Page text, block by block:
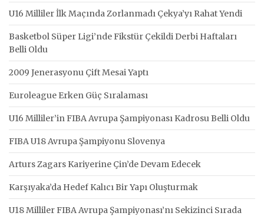
U16 Milliler İlk Maçında Zorlanmadı Çekya’yı Rahat Yendi
Basketbol Süper Ligi’nde Fikstür Çekildi Derbi Haftaları
Belli Oldu
2009 Jenerasyonu Çift Mesai Yaptı
Euroleague Erken Güç Sıralaması
U16 Milliler’in FIBA Avrupa Şampiyonası Kadrosu Belli Oldu
FIBA U18 Avrupa Şampiyonu Slovenya
Arturs Zagars Kariyerine Çin’de Devam Edecek
Karşıyaka’da Hedef Kalıcı Bir Yapı Oluşturmak
U18 Milliler FIBA Avrupa Şampiyonası’nı Sekizinci Sırada